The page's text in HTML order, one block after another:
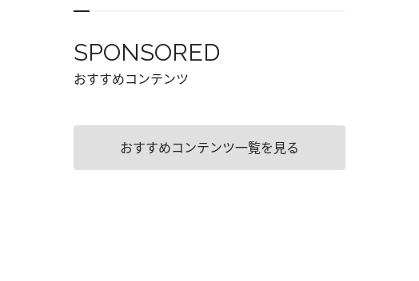
SPONSORED
おすすめコンテンツ
おすすめコンテンツ一覧を見る